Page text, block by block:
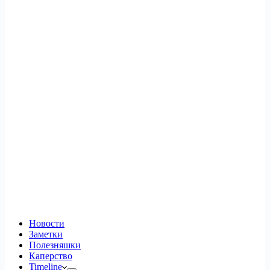
Новости
Заметки
Полезняшки
Каперство
Timeline